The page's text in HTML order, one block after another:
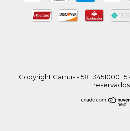
Copyright Garnus -
reservados.